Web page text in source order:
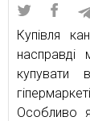
Купівля
купувати
Особливо